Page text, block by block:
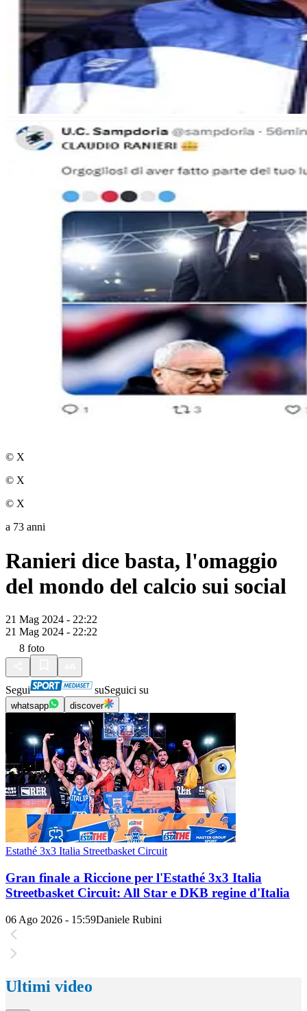
© X
© X
© X
a 73 anni
Ranieri dice basta, l'omaggio
del mondo del calcio sui social
21 Mag 2024 - 22:22
21 Mag 2024 - 22:22
8 foto
Segui suSeguici su
whatsapp discover
Estathé 3x3 Italia Streetbasket Circuit
Gran finale a Riccione per l'Estathé 3x3 Italia
Streetbasket Circuit: All Star e DKB regine d'Italia
06 Ago 2026 - 15:59Daniele Rubini
Ultimi video